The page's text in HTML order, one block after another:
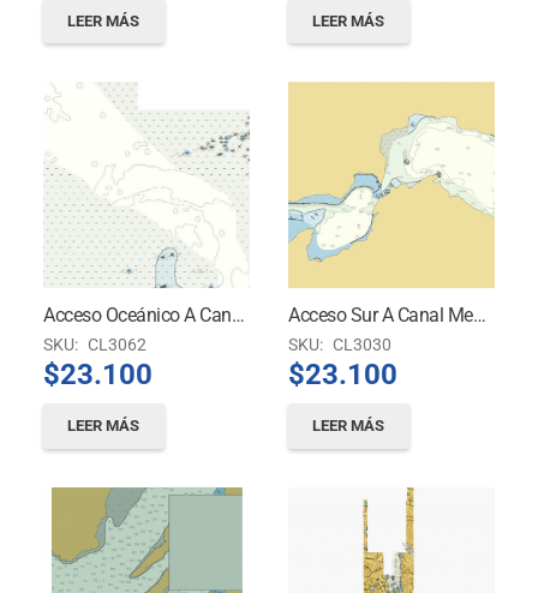
LEER MÁS LEER MÁS
Acceso Oceánico A Canal Fallos
SKU: CL3062
$23.100
LEER MÁS
Acceso Sur A Canal Messier Isla Van Der Meulen A Paso Del Indio
SKU: CL3030
$23.100
LEER MÁS